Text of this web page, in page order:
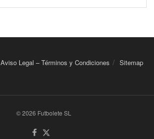
Aviso Legal – Términos y Condiciones Sitemap
© 2026 Futbolete SL